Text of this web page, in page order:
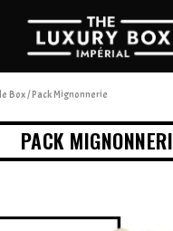
Box/ Pack Mignonnerie
PACK